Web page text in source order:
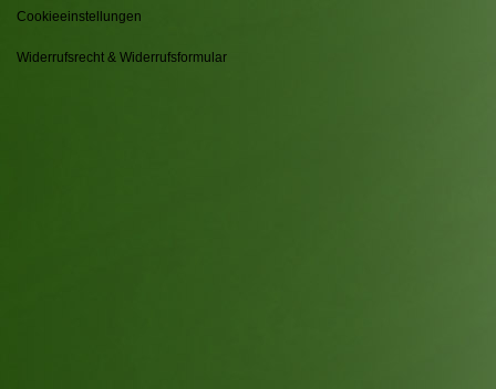
Cookieeinstellungen
Widerrufsrecht & Widerrufsformular